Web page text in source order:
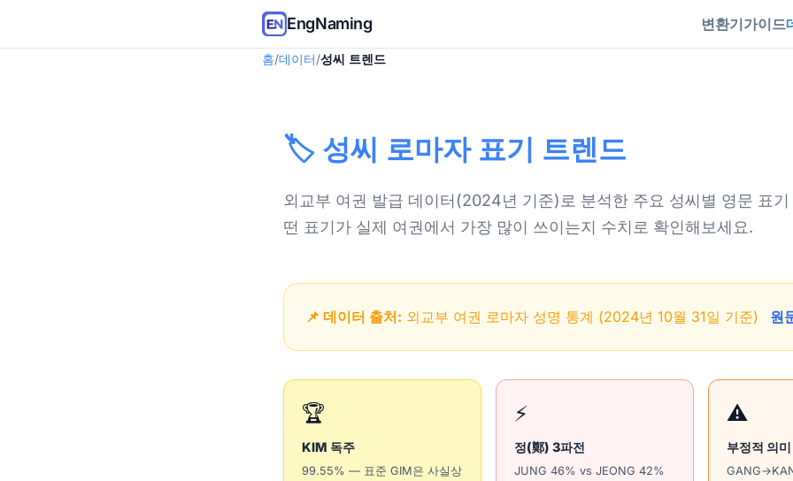
EngNaming 변환기가이드
홈/데이터/성씨 트렌드
🏷️ 성씨 로마자 표기 트렌드
외교부 여권 발급 데이터(2024년 기준)로 분석한 주요 성씨별 영문 표
떤 표기가 실제 여권에서 가장 많이 쓰이는지 수치로 확인해보세요.
📌 데이터 출처: 외교부 여권 로마자 성명 통계 (2024년 10월 31일 기준) 원
🏆
KIM 독주
99.55% — 표준 GIM은 사실상
⚡
정(鄭) 3파전
JUNG 46% vs JEONG 42%
⚠️
부정적 의